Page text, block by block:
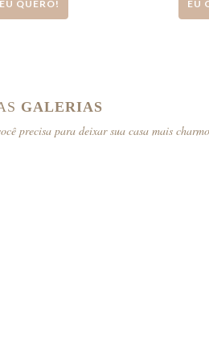
EU QUERO! EU
GALERIAS
precisa para deixar sua casa mais